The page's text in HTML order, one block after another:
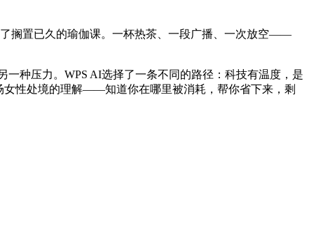
搁置已久的瑜伽课。一杯热茶、一段广播、一次放空——
种压力。WPS AI选择了一条不同的路径：科技有温度，是
女性处境的理解——知道你在哪里被消耗，帮你省下来，剩